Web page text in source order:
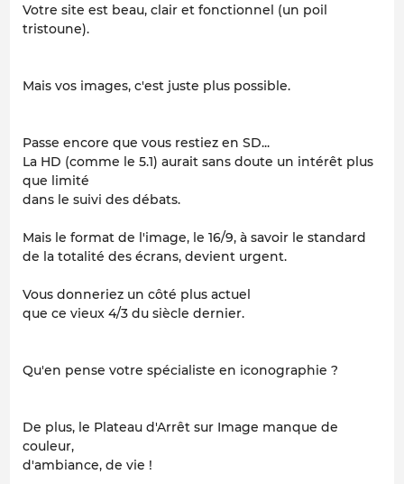
Votre site est beau, clair et fonctionnel (un poil
tristoune).
Mais vos images, c'est juste plus possible.
Passe encore que vous restiez en SD...
La HD (comme le 5.1) aurait sans doute un intérêt plus
que limité
dans le suivi des débats.
Mais le format de l'image, le 16/9, à savoir le standard
de la totalité des écrans, devient urgent.
Vous donneriez un côté plus actuel
que ce vieux 4/3 du siècle dernier.
Qu'en pense votre spécialiste en iconographie ?
De plus, le Plateau d'Arrêt sur Image manque de
couleur,
d'ambiance, de vie !